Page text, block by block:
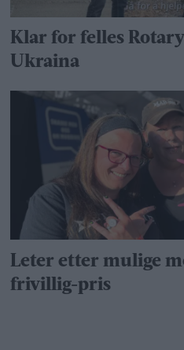
Klar for felles
Ukraina
Leter etter mulige
frivillig-pris